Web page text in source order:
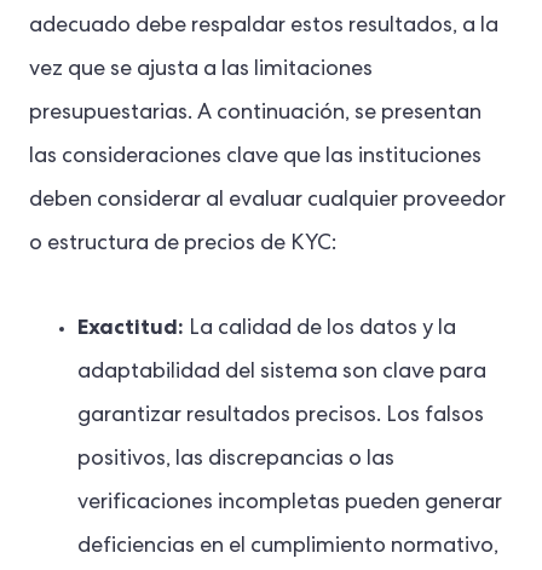
adecuado debe respaldar estos resultados, a la
vez que se ajusta a las limitaciones
presupuestarias. A continuación, se presentan
las consideraciones clave que las instituciones
deben considerar al evaluar cualquier proveedor
o estructura de precios de KYC:
Exactitud: La calidad de los datos y la
adaptabilidad del sistema son clave para
garantizar resultados precisos. Los falsos
positivos, las discrepancias o las
verificaciones incompletas pueden generar
deficiencias en el cumplimiento normativo,